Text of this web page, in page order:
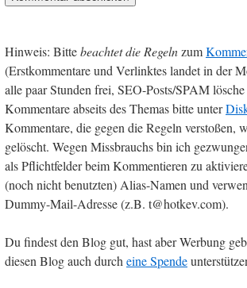
Hinweis: Bittebeachtet die Regelnzum
(Erstkommentare und Verlinktes landet in der
alle paar Stunden frei, SEO-Posts/SPAM
Kommentare abseits des Themas bitte unter
Kommentare, die gegen die Regeln verstoßen,
gelöscht. Wegen Missbrauchs bin ich
als Pflichtfelder beim Kommentieren zu
(noch nicht benutzten) Alias-Namen und
Dummy-Mail-Adresse (z.B. t@hotkev.com).
Du findest den Blog gut, hast aber Werbung
diesen Blog auch durcheine Spende